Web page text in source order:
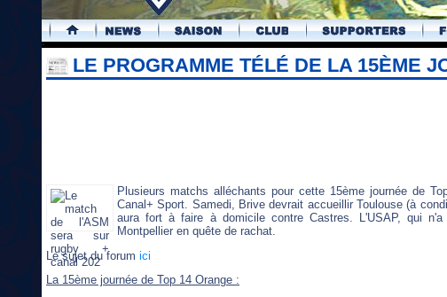
.
LE PROGRAMME TÉLÉ DE LA 15ÈME
Plusieurs matchs alléchants pour cette 15ème journée de
Canal+ Sport. Samedi, Brive devrait accueillir Toulouse (à
aura fort à faire à domicile contre Castres. L'USAP, qui
Montpellier en quête de rachat.
Le sujet du forum ici
La 15ème journée de Top 14 Orange :